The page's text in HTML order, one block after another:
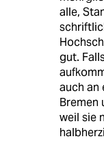
alle,
gut.
auch an
Bremen
weil sie